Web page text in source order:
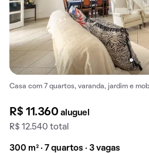
Casa com 7 quartos, varanda, jardim e
R$ 11.360aluguel
R$ 12.540 total
300 m² · 7 quartos · 3 vagas